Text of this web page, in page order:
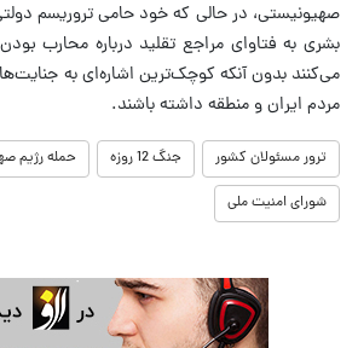
صهیونیستی، در حالی که خود حامی تروریسم
بشری به فتاوای مراجع تقلید درباره محارب
می‌کنند بدون آنکه کوچک‌ترین اشاره‌ای به
مردم ایران و منطقه داشته باشند.
ترور مسئولان کشور جنگ 12 روزه حمله رژیم
شورای امنیت ملی